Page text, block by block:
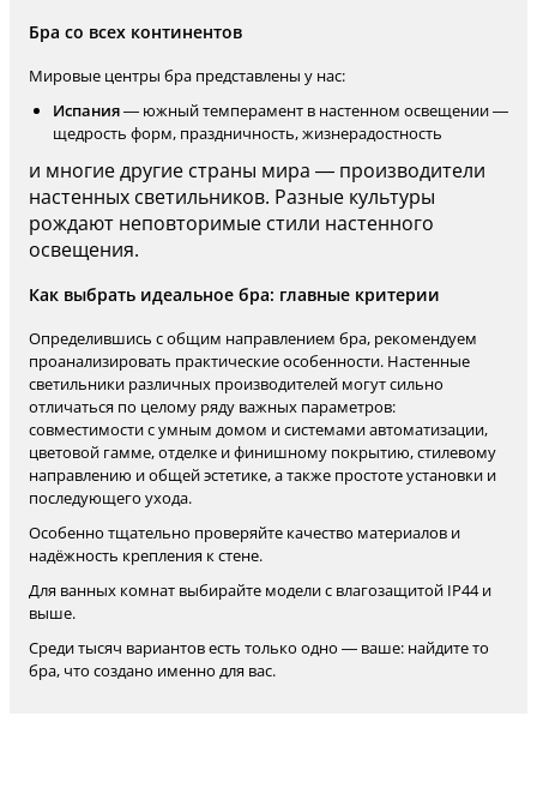
Бра со всех континентов
Мировые центры бра представлены у нас:
Испания— южный темперамент в настенном освещении —
щедрость форм, праздничность, жизнерадостность
и многие другие страны мира — производители
настенных светильников. Разные культуры
рождают неповторимые стили настенного
освещения.
Как выбрать идеальное бра: главные критерии
Определившись с общим направлением бра, рекомендуем
проанализировать практические особенности. Настенные
светильники различных производителей могут сильно
отличаться по целому ряду важных параметров:
совместимости с умным домом и системами автоматизации,
цветовой гамме, отделке и финишному покрытию, стилевому
направлению и общей эстетике, а также простоте установки и
последующего ухода.
Особенно тщательно проверяйте качество материалов и
надёжность крепления к стене.
Для ванных комнат выбирайте модели с влагозащитой IP44 и
выше.
Среди тысяч вариантов есть только одно — ваше: найдите то
бра, что создано именно для вас.